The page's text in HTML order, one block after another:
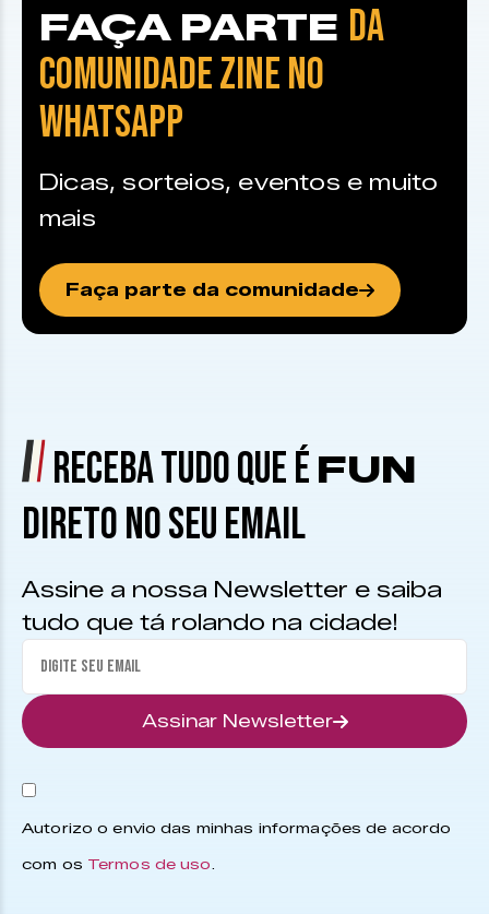
FAÇA PARTE DA
COMUNIDADE ZINE NO
WHATSAPP
Dicas, sorteios, eventos e muito
mais
Faça parte da comunidade
RECEBA TUDO QUE É FUN
DIRETO NO SEU EMAIL
Assine a nossa Newsletter e saiba
tudo que tá rolando na cidade!
Assinar Newsletter
Autorizo o envio das minhas informações de acordo
com os Termos de uso.